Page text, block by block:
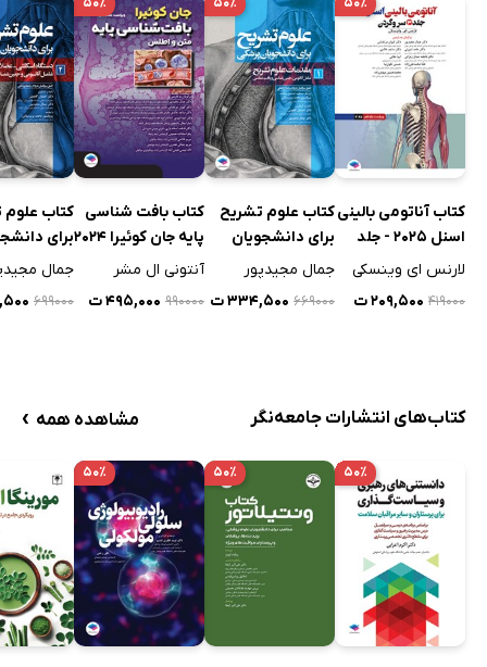
کتاب آناتومی بالینی
اسنل 2025 - جلد
سوم
لارنس ای وینسکی
۴۱۹۰۰۰ ۲۰۹,۵۰۰ ت
کتاب علوم تشریح
برای دانشجویان
پزشکی - جلد اول
جمال مجیدپور
۶۶۹۰۰۰ ۳۳۴,۵۰۰ ت
کتاب بافت شناسی
پایه جان‌ کوئیرا 2024
آنتونی ال مشر
۹۹۰۰۰۰ ۴۹۵,۰۰۰ ت
کتاب
برای
پزشکی -
جمال
۶۹۹۰۰۰
کتاب‌های انتشارات جامعه‌نگر مشاهده همه ›
۵۰٪ ۵۰٪ ۵۰٪